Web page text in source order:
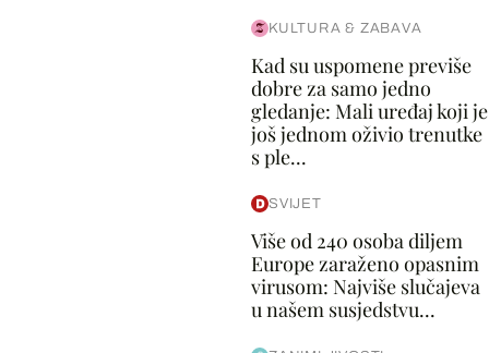
KULTURA & ZABAVA
Kad su uspomene previše
dobre za samo jedno
gledanje: Mali uređaj koji je
još jednom oživio trenutke
s ple...
SVIJET
Više od 240 osoba diljem
Europe zaraženo opasnim
virusom: Najviše slučajeva
u našem susjedstvu...